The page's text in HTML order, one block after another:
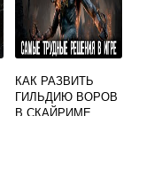
КАК РАЗВИТЬ
ГИЛЬДИЮ ВОРОВ
В СКАЙРИМЕ